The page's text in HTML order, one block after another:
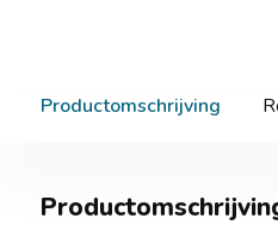
Productomschrijving